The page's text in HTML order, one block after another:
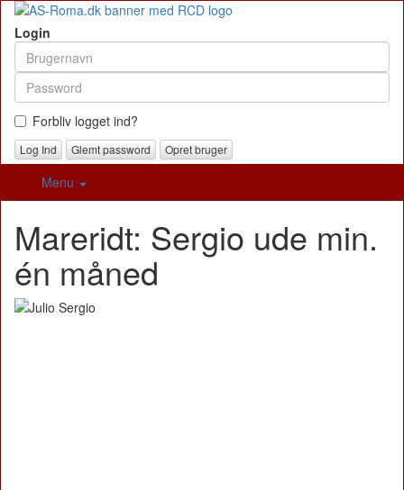
Login
Forbliv logget ind?
Glemt password Opret bruger
Menu
Mareridt: Sergio ude min.
én måned